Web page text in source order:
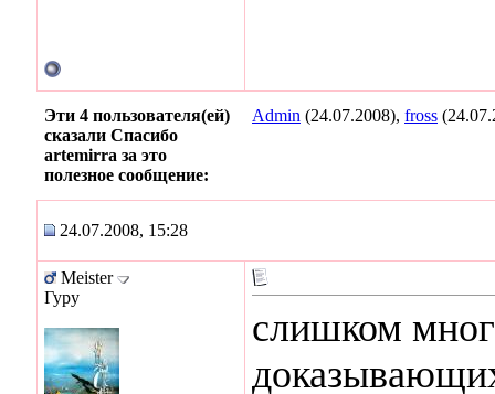
Эти 4 пользователя(ей)
сказали Спасибо
artemirra за это
полезное сообщение:
Admin (24.07.2008), fross
24.07.2008, 15:28
Meister
Гуру
слишком